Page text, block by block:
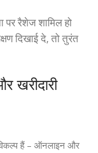
पर रैशेज शामिल हो
दिखाई दे, तो तुरंत
खरीदारी
हैं – ऑनलाइन और